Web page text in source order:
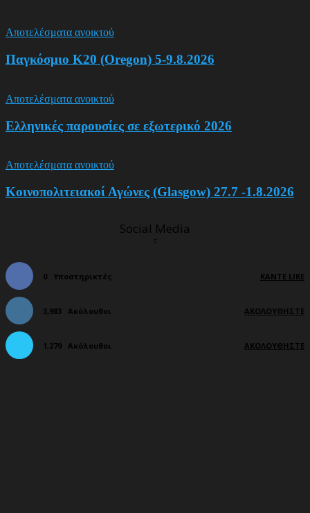
Αποτελέσματα ανοικτού
Παγκόσμιο Κ20 (Oregon) 5-9.8.2026
Αποτελέσματα ανοικτού
Ελληνικές παρουσίες σε εξωτερικό 2026
Αποτελέσματα ανοικτού
Κοινοπολιτειακοί Αγώνες (Glasgow) 27.7 -1.8.2026
Social Media
0 Υποστηρικτές ΚΆΝΤΕ LIKE
3,983 Ακόλουθοι ΑΚΟΛΟΥΘΉΣΤΕ
1,279 Ακόλουθοι ΑΚΟΛΟΥΘΉΣΤΕ